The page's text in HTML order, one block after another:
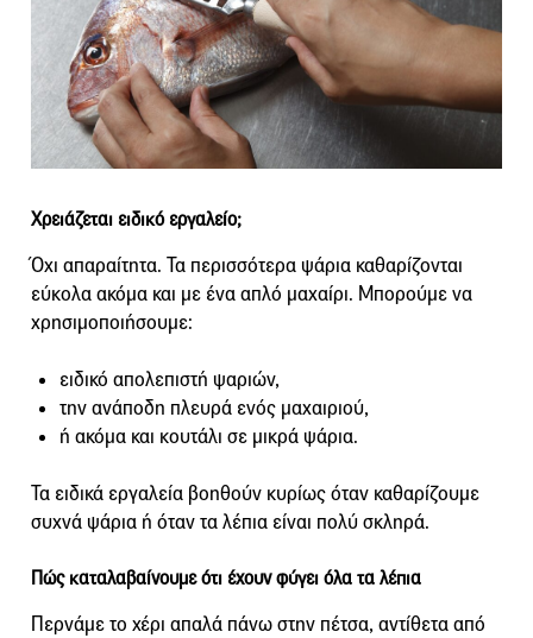
Χρειάζεται ειδικό εργαλείο;
Όχι απαραίτητα. Τα περισσότερα ψάρια καθαρίζονται
εύκολα ακόμα και με ένα απλό μαχαίρι. Μπορούμε να
χρησιμοποιήσουμε:
ειδικό απολεπιστή ψαριών,
την ανάποδη πλευρά ενός μαχαιριού,
ή ακόμα και κουτάλι σε μικρά ψάρια.
Τα ειδικά εργαλεία βοηθούν κυρίως όταν καθαρίζουμε
συχνά ψάρια ή όταν τα λέπια είναι πολύ σκληρά.
Πώς καταλαβαίνουμε ότι έχουν φύγει όλα τα λέπια
Περνάμε το χέρι απαλά πάνω στην πέτσα, αντίθετα από